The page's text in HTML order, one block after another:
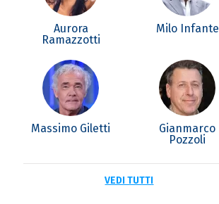
Aurora
Ramazzotti
Milo Infante
Massimo Giletti
Gianmarco
Pozzoli
VEDI TUTTI